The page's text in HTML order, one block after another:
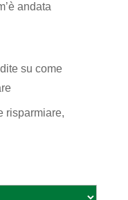
andata
su come
risparmiare,